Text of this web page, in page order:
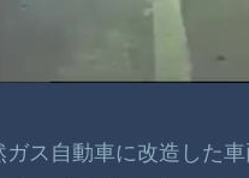
ス自動車に改造した